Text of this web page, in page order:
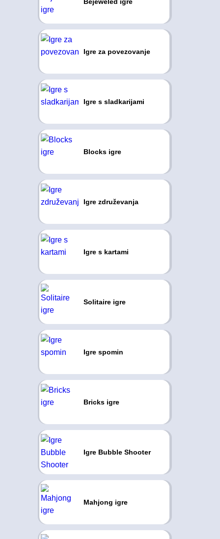
Igre za povezovanje
Igre s sladkarijami
Blocks igre
Igre združevanja
Igre s kartami
Solitaire igre
Igre spomin
Bricks igre
Igre Bubble Shooter
Mahjong igre